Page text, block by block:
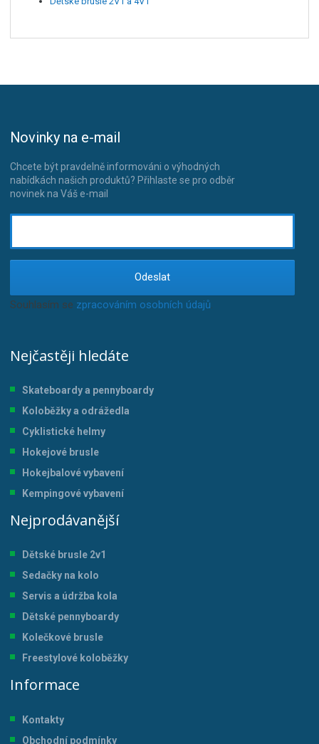
Novinky na e-mail
Chcete být pravdelně informováni o výhodných
nabídkách našich produktů? Přihlaste se pro odběr
novinek na Váš e-mail
Odeslat
Souhlasím se zpracováním osobních údajů.
Nejčastěji hledáte
Skateboardy a pennyboardy
Koloběžky a odrážedla
Cyklistické helmy
Hokejové brusle
Hokejbalové vybavení
Kempingové vybavení
Nejprodávanější
Dětské brusle 2v1
Sedačky na kolo
Servis a údržba kola
Dětské pennyboardy
Kolečkové brusle
Freestylové koloběžky
Informace
Kontakty
Obchodní podmínky